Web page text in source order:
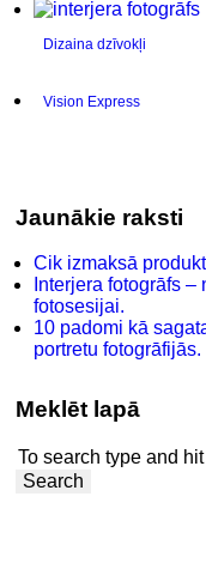
Dizaina dzīvokļi
Vision Express
Jaunākie raksti
Cik izmaksā
Interjera fotogrāfs
fotosesijai.
10 padomi kā
portretu fotogrāfijās.
Meklēt lapā
Search